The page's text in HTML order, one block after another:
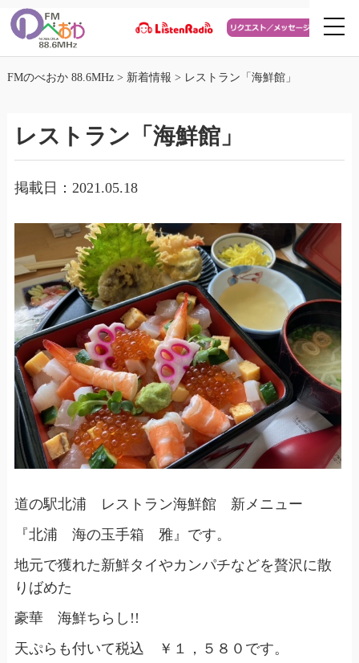
FMのべおか 88.6MHz> 新着情報 > レストラン「海鮮館」
レストラン「海鮮館」
掲載日：2021.05.18
道の駅北浦 レストラン海鮮館 新メニュー
『北浦 海の玉手箱 雅』です。
地元で獲れた新鮮タイやカンパチなどを贅沢に散
りばめた
豪華 海鮮ちらし!!
天ぷらも付いて税込 ￥１，５８０です。